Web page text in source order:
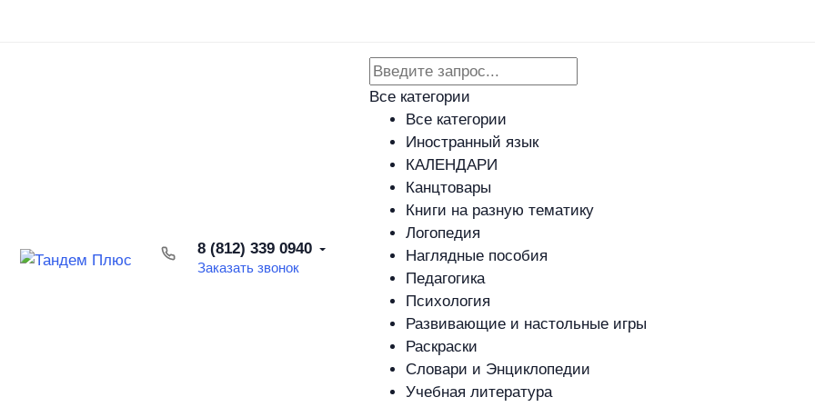
8 (812) 339 0940
Заказать звонок
Все категории
Все категории
Иностранный язык
КАЛЕНДАРИ
Канцтовары
Книги на разную тематику
Логопедия
Наглядные пособия
Педагогика
Психология
Развивающие и настольные игры
Раскраски
Словари и Энциклопедии
Учебная литература